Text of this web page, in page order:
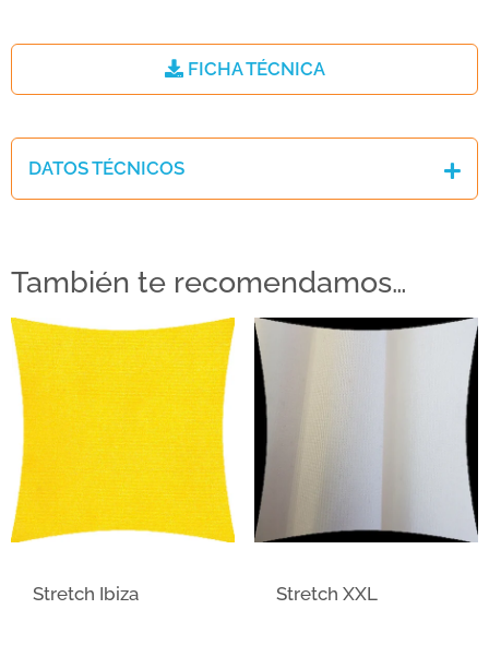
FICHA TÉCNICA
DATOS TÉCNICOS
También te recomendamos…
Stretch Ibiza Stretch XXL